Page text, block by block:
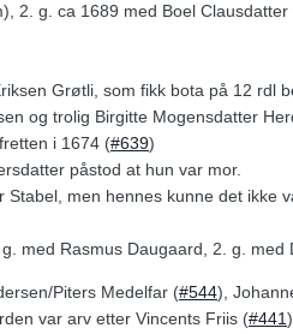
2. g. ca 1689 med Boel
Grøtli, som fikk bota på 12 rdl
og trolig Birgitte Mogensdatter
i 1674 (#639)
påstod at hun var mor.
Stabel, men hennes kunne det
med Rasmus Daugaard, 2. g. med
Piters Medelfar (#544),
var arv etter Vincents Friis (#441